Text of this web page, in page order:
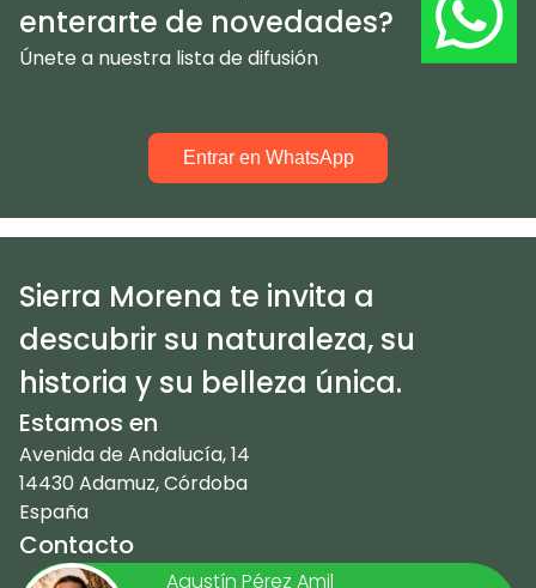
enterarte de novedades?
Únete a nuestra lista de difusión
Entrar en WhatsApp
Sierra Morena te invita a
descubrir su naturaleza, su
historia y su belleza única.
Estamos en
Avenida de Andalucía, 14
14430 Adamuz, Córdoba
España
Contacto
Agustín Pérez Amil